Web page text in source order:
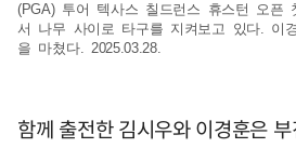
(PGA) 투어 텍사스 칠드런스 휴스턴 오픈
서 나무 사이로 타구를 지켜보고 있다. 이
을 마쳤다. 2025.03.28.
함께 출전한 김시우와 이경훈은